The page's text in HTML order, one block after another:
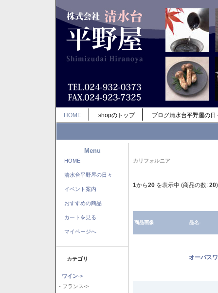
HOME shopのトップ ブログ清水台平野屋の日
Menu
HOME
清水台平野屋の日々
イベント案内
おすすめの商品
カートを見る
マイページへ
カテゴリ
ワイン->
- フランス->
カリフォルニア
1から20 を表示中 (商品の数: 20)
商品画像 品名-
オーパス